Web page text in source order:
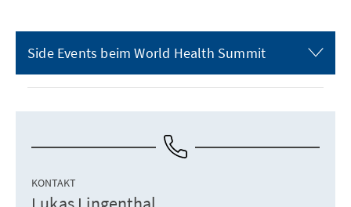
Side Events beim World Health Summit
KONTAKT